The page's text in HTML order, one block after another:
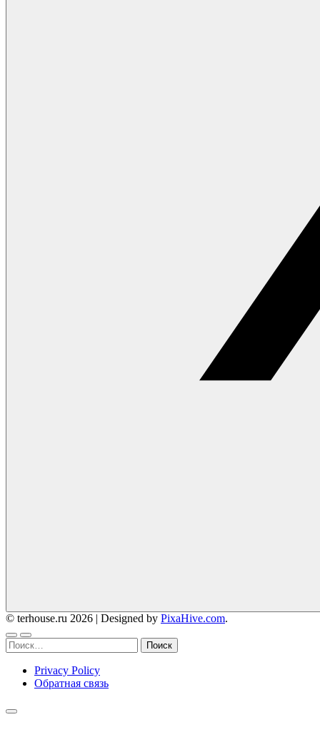
© terhouse.ru 2026 | Designed by PixaHive.com.
Найти:
Privacy Policy
Обратная связь